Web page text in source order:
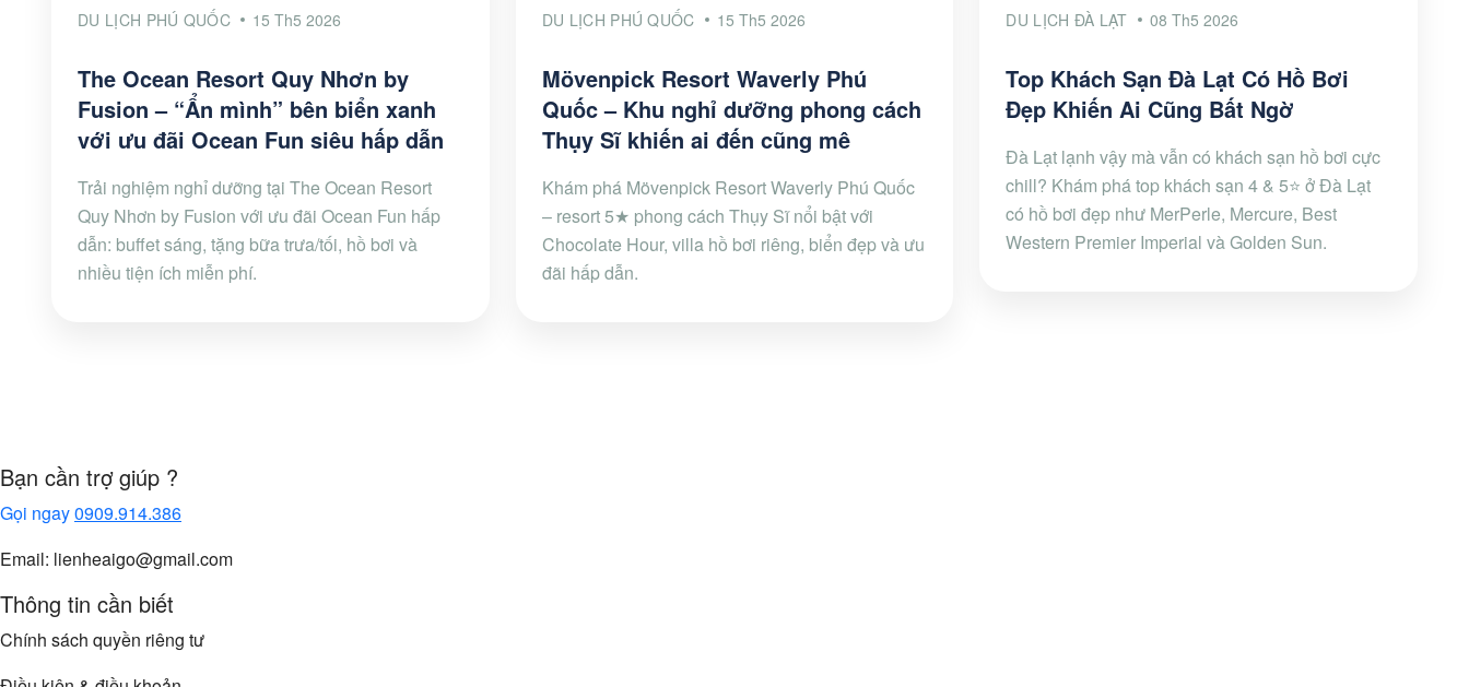
DU LỊCH PHÚ QUỐC 15 Th5 2026
The Ocean Resort Quy Nhơn by
Fusion – “Ẩn mình” bên biển xanh
với ưu đãi Ocean Fun siêu hấp dẫn
Trải nghiệm nghỉ dưỡng tại The Ocean Resort
Quy Nhơn by Fusion với ưu đãi Ocean Fun hấp
dẫn: buffet sáng, tặng bữa trưa/tối, hồ bơi và
nhiều tiện ích miễn phí.
DU LỊCH PHÚ QUỐC 15 Th5 2026
Mövenpick Resort Waverly Phú
Quốc – Khu nghỉ dưỡng phong cách
Thụy Sĩ khiến ai đến cũng mê
Khám phá Mövenpick Resort Waverly Phú Quốc
– resort 5★ phong cách Thụy Sĩ nổi bật với
Chocolate Hour, villa hồ bơi riêng, biển đẹp và ưu
đãi hấp dẫn.
DU LỊCH ĐÀ LẠT 08 Th5 2026
Top Khách Sạn Đà Lạt Có Hồ Bơi
Đẹp Khiến Ai Cũng Bất Ngờ
Đà Lạt lạnh vậy mà vẫn có khách sạn hồ bơi cực
chill? Khám phá top khách sạn 4 & 5⭐ ở Đà Lạt
có hồ bơi đẹp như MerPerle, Mercure, Best
Western Premier Imperial và Golden Sun.
Bạn cần trợ giúp ?
Gọi ngay0909.914.386
Email: lienheaigo@gmail.com
Thông tin cần biết
Chính sách quyền riêng tư